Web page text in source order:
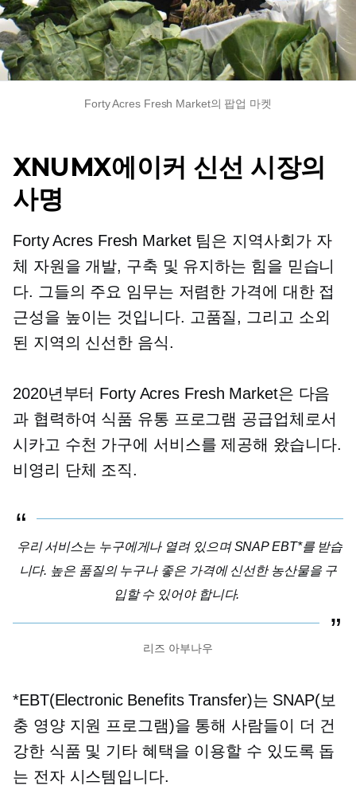
Forty Acres Fresh Market의 팝업 마켓
XNUMX에이커 신선 시장의
사명
Forty Acres Fresh Market 팀은 지역사회가 자
체 자원을 개발, 구축 및 유지하는 힘을 믿습니
다. 그들의 주요 임무는 저렴한 가격에 대한 접
근성을 높이는 것입니다. 고품질, 그리고 소외
된 지역의 신선한 음식.
2020년부터 Forty Acres Fresh Market은 다음
과 협력하여 식품 유통 프로그램 공급업체로서
시카고 수천 가구에 서비스를 제공해 왔습니다.
비영리 단체 조직.
우리 서비스는 누구에게나 열려 있으며 SNAP EBT*를 받습
니다. 높은 품질의누구나 좋은 가격에 신선한 농산물을 구
입할 수 있어야 합니다.
리즈 아부나우
*EBT(Electronic Benefits Transfer)는 SNAP(보
충 영양 지원 프로그램)을 통해 사람들이 더 건
강한 식품 및 기타 혜택을 이용할 수 있도록 돕
는 전자 시스템입니다.